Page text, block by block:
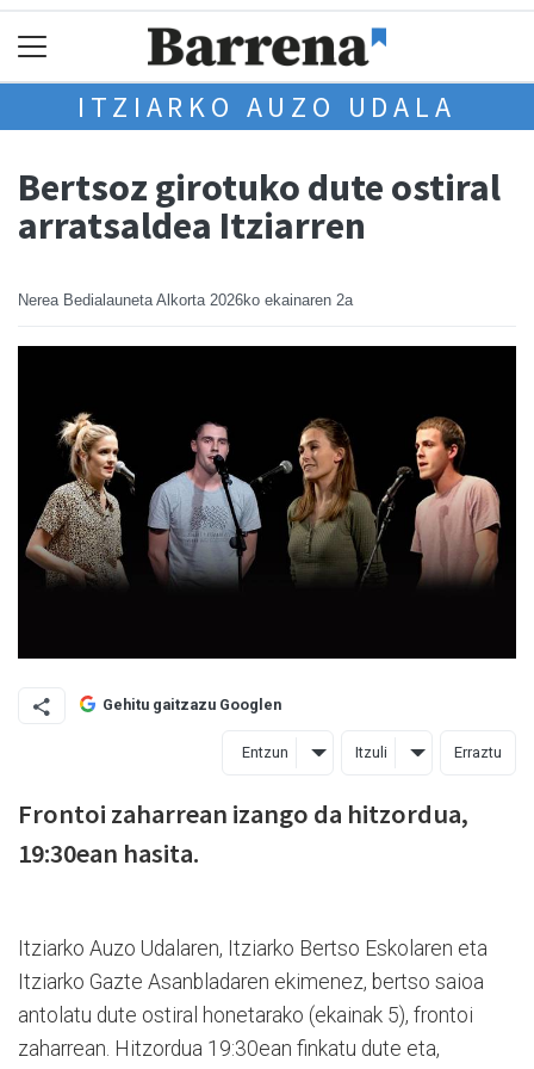
ITZIARKO AUZO UDALA
Bertsoz girotuko dute ostiral
arratsaldea Itziarren
Nerea Bedialauneta Alkorta 2026ko ekainaren 2a
Gehitu gaitzazu Googlen
Entzun Itzuli Erraztu
Frontoi zaharrean izango da hitzordua,
19:30ean hasita.
Itziarko Auzo Udalaren, Itziarko Bertso Eskolaren eta
Itziarko Gazte Asanbladaren ekimenez, bertso saioa
antolatu dute ostiral honetarako (ekainak 5), frontoi
zaharrean. Hitzordua 19:30ean finkatu dute eta,